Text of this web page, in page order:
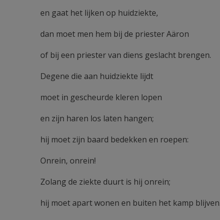
en gaat het lijken op huidziekte,
dan moet men hem bij de priester Aäron
of bij een priester van diens geslacht brengen.
Degene die aan huidziekte lijdt
moet in gescheurde kleren lopen
en zijn haren los laten hangen;
hij moet zijn baard bedekken en roepen:
Onrein, onrein!
Zolang de ziekte duurt is hij onrein;
hij moet apart wonen en buiten het kamp